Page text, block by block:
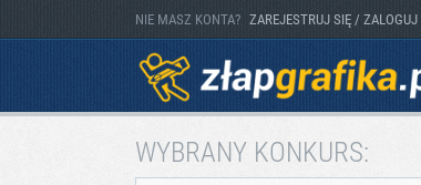
NIE MASZ KONTA? ZAREJESTRUJ SIĘ / ZALOGUJ
WYBRANY KONKURS: